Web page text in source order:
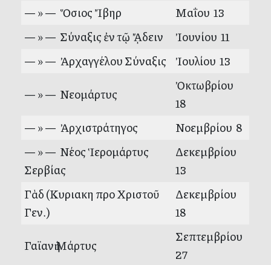
— » — Ὅσιος Ἴβηρ
Μαΐου 13
— » — Σύναξις ἐν τῷ ᾌδειν
Ἰουνίου 11
— » — Ἀρχαγγέλου Σύναξις
Ἰουλίου 13
— » — Νεομάρτυς
Ὀκτωβρίου
18
— » — Ἀρχιστράτηγος
Νοεμβρίου 8
— » — Νέος Ἱερομάρτυς
Σερβίας
Δεκεμβρίου
13
Γὰδ (Κυριακη προ Χριστοῦ
Γεν.)
Δεκεμβρίου
18
Γαϊανὴ Μάρτυς
Σεπτεμβρίου
27